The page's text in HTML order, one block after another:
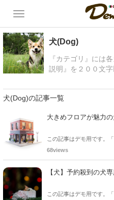
犬(Dog)
『カテゴリ』には
説明』を２００文字
犬(Dog)の記事一覧
大きめフロアが魅力
この記事はデモ用です。
としてご確認ください。
68views
【犬】予約殺到の犬
この記事はデモ用です。